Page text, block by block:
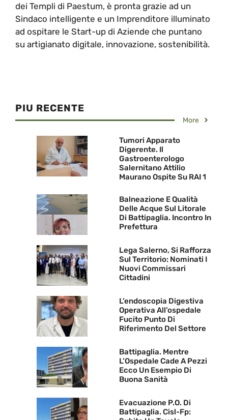
dei Templi di Paestum, è pronta grazie ad un
Sindaco intelligente e un Imprenditore illuminato
ad ospitare le Start-up di Aziende che puntano
su artigianato digitale, innovazione, sostenibilità.
PIU RECENTE
More
Tumori Apparato
Digerente. Il
Gastroenterologo
Salernitano Attilio
Maurano Ospite Su RAI 1
Balneazione E Qualità
Delle Acque Sul Litorale
Di Battipaglia. Incontro In
Prefettura
Lega Salerno, Si Rafforza
Sul Territorio: Nominati I
Nuovi Commissari
Cittadini
L’endoscopia Digestiva
Operativa All’ospedale
Fucito Punto Di
Riferimento Del Settore
Battipaglia. Mentre
L’Ospedale Cade A Pezzi
Ecco Un Esempio Di
Buona Sanità
Evacuazione P.O. Di
Battipaglia. Cisl-Fp: